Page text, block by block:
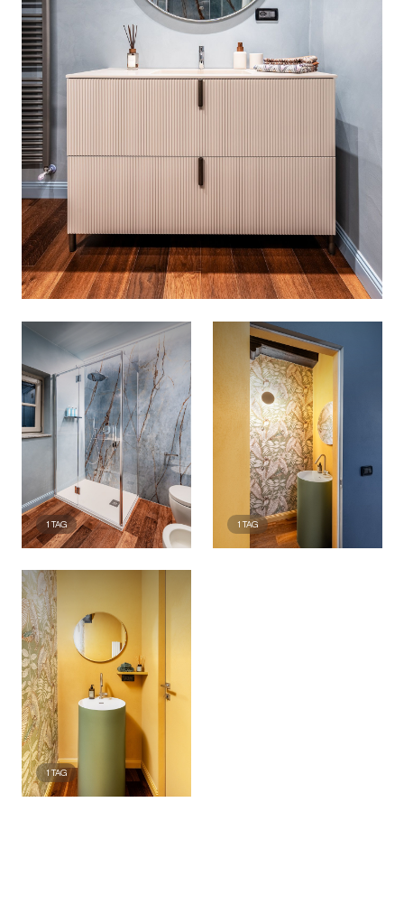
1TAG
1TAG
1 TAG